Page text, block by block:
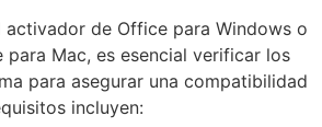
activador de Office para Windows o
Mac, es esencial verificar los
para asegurar una compatibilidad
incluyen: